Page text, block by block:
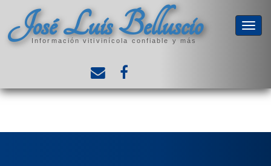
José Luis Belluscio
Información vitivinícola confiable y más